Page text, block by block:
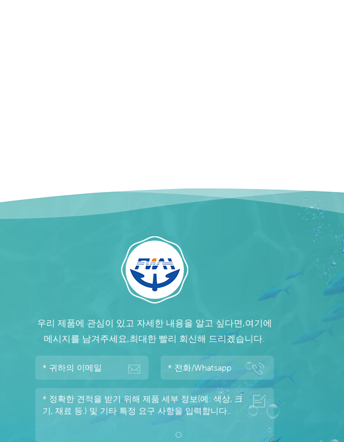
우리 제품에 관심이 있고 자세한 내용을 알고 싶다면,여기에
메시지를 남겨주세요,최대한 빨리 회신해 드리겠습니다.